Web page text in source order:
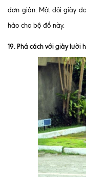
đơn giản. Một đôi giày
hảo cho bộ đồ này.
19. Phá cách với giày lười